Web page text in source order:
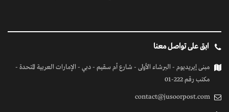
ابق على تواصل معنا
مبنى إيريديوم - البرشاء الأولى - شارع أم سقيم - دبي - الإمارات العربية المتحدة -
مكتب رقم 222-01
contact@jusoorpost.com